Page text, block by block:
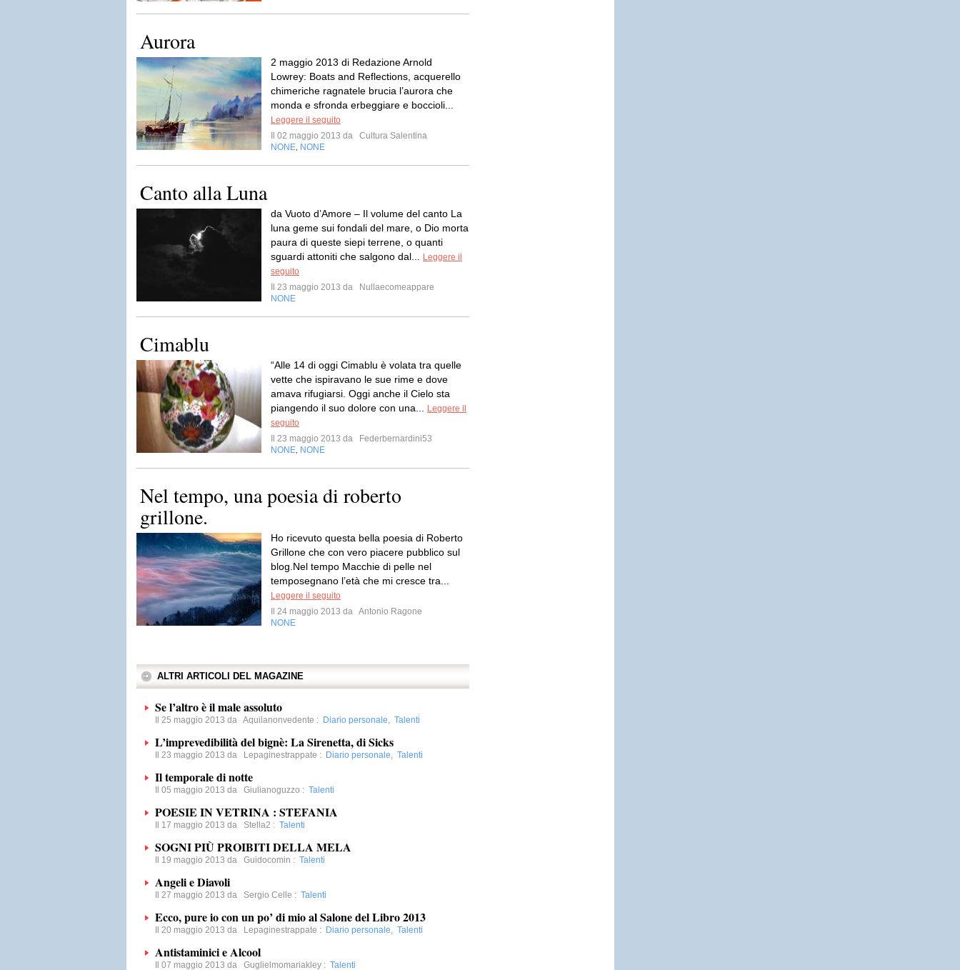
Aurora
2 maggio 2013 di Redazione Arnold
Lowrey: Boats and Reflections, acquerello
chimeriche ragnatele brucia l’aurora che
monda e sfronda erbeggiare e boccioli...
Leggere il seguito
Il 02 maggio 2013 da
Cultura Salentina
NONE NONE
Canto alla Luna
da Vuoto d’Amore – Il volume del canto La
luna geme sui fondali del mare, o Dio morta
paura di queste siepi terrene, o quanti
sguardi attoniti che salgono dal...
Leggere il
seguito
Il 23 maggio 2013 da
Nullaecomeappare
NONE
Cimablu
“Alle 14 di oggi Cimablu è volata tra quelle
vette che ispiravano le sue rime e dove
amava rifugiarsi. Oggi anche il Cielo sta
piangendo il suo dolore con una...
Leggere il
seguito
Il 23 maggio 2013 da
Federbernardini53
NONE NONE
Nel tempo, una poesia di roberto
grillone.
Ho ricevuto questa bella poesia di Roberto
Grillone che con vero piacere pubblico sul
blog.Nel tempo Macchie di pelle nel
temposegnano l’età che mi cresce tra...
Leggere il seguito
Il 24 maggio 2013 da Antonio Ragone
NONE
ALTRI ARTICOLI DEL MAGAZINE
Se l’altro è il male assoluto
Il 25 maggio 2013 da Aquilanonvedente : Diario personale, Talenti
L’imprevedibilità del bignè: La Sirenetta, di Sicks
Il 23 maggio 2013 da Lepaginestrappate : Diario personale, Talenti
Il temporale di notte
Il 05 maggio 2013 da Giulianoguzzo : Talenti
POESIE IN VETRINA : STEFANIA
Il 17 maggio 2013 da Stella2 : Talenti
SOGNI PIÙ PROIBITI DELLA MELA
Il 19 maggio 2013 da Guidocomin : Talenti
Angeli e Diavoli
Il 27 maggio 2013 da Sergio Celle : Talenti
Ecco, pure io con un po’ di mio al Salone del Libro 2013
Il 20 maggio 2013 da Lepaginestrappate : Diario personale, Talenti
Antistaminici e Alcool
Il 07 maggio 2013 da Guglielmomariakley : Talenti